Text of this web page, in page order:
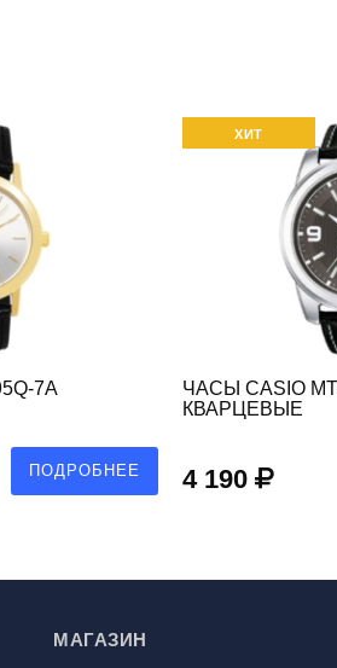
7A
ПОДРОБНЕЕ
ХИТ
ЧАСЫ CASIO
КВАРЦЕВЫЕ
4 190
МАГАЗИН